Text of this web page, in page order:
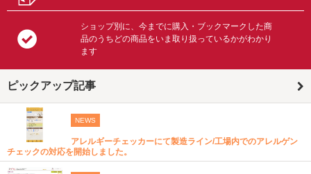
ショップ別に、今までに購入・ブックマークした商
品のうちどの商品をいま取り扱っているかがわかり
ます
ピックアップ記事
NEWS
アレルギーチェッカーにて製造ライン/工場内でのアレルゲン
チェックの対応を開始しました。